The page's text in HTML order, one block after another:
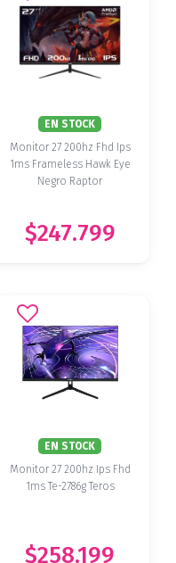
EN STOCK
Monitor 27 200hz Fhd Ips
1ms Frameless Hawk Eye
Negro Raptor
$247.799
EN STOCK
Monitor 27 200hz Ips Fhd
1ms Te-2786g Teros
$258.199